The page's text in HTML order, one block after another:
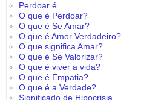
Perdoar é...
O que é Perdoar?
O que é Se Amar?
O que é Amor Verdadeiro?
O que significa Amar?
O que é Se Valorizar?
O que é viver a vida?
O que é Empatia?
O que é a Verdade?
Significado de Hipocrisia